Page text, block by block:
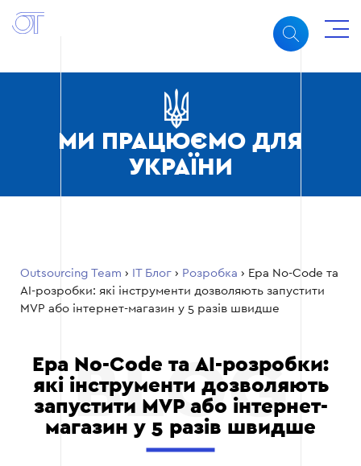
МИ ПРАЦЮЄМО ДЛЯ
УКРАЇНИ
Outsourcing Team › ІТ Блог › Розробка › Ера No-Code та
AI-розробки: які інструменти дозволяють запустити
MVP або інтернет-магазин у 5 разів швидше
Ера No-Code та AI-розробки:
які інструменти дозволяють
запустити MVP або інтернет-
магазин у 5 разів швидше